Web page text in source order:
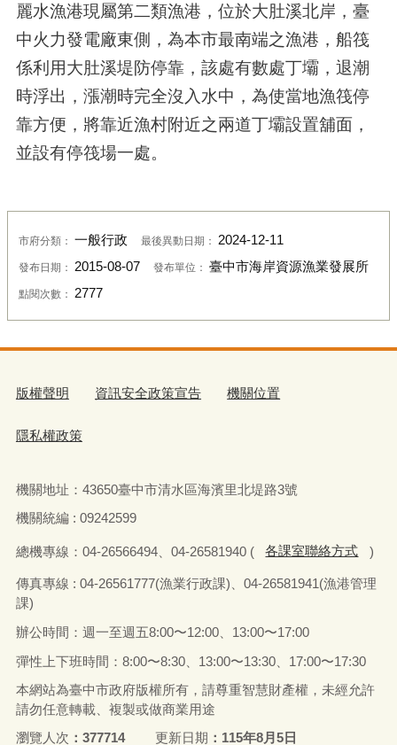
麗水漁港現屬第二類漁港，位於大肚溪北岸，臺
中火力發電廠東側，為本市最南端之漁港，船筏
係利用大肚溪堤防停靠，該處有數處丁壩，退潮
時浮出，漲潮時完全沒入水中，為使當地漁筏停
靠方便，將靠近漁村附近之兩道丁壩設置舖面，
並設有停筏場一處。
市府分類： 一般行政 最後異動日期： 2024-12-11
發布日期： 2015-08-07 發布單位： 臺中市海岸資源漁業發展所
點閱次數： 2777
版權聲明 資訊安全政策宣告 機關位置
隱私權政策
機關地址： 43650臺中市清水區海濱里北堤路3號
機關統編 : 09242599
總機專線： 04-26566494、 04-26581940 ( 各課室聯絡方式 )
傳真專線 : 04-26561777(漁業行政課) 04-26581941(漁港管理
課)
辦公時間：週一至週五8:00〜12:00、 13:00〜17:00
彈性上下班時間： 8:00〜8:30、 13:00〜13:30、 17:00〜17:30
本網站為臺中市政府版權所有，請尊重智慧財產權，未經允許
請勿任意轉載、複製或做商業用途
瀏覽人次
377714 更新日期 115年8月5日